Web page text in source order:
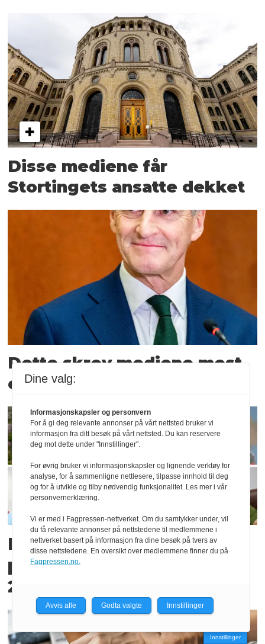
Disse mediene får
Stortingets ansatte dekket
Dette skrev mediene mest
om i første kvartal
Dette var de mest omtalte
personene i mediene i
2022
Innstillinger
Dine valg:
Informasjonskapsler og personvern
For å gi deg relevante annonser på vårt nettsted bruker vi
informasjon fra ditt besøk på vårt nettsted. Du kan reservere
deg mot dette under "Innstillinger".
For øvrig bruker vi informasjonskapsler og lignende verktøy for
analyse, for å sammenligne nettlesere, tilpasse innhold til deg
og for å utvikle og tilby nødvendig funksjonalitet. Les mer i vår
personvernerklæring.
Vi er med i Fagpressen-nettverket. Om du samtykker under, vil
du få relevante annonser på nettstedene til medlemmene i
nettverket basert på informasjon fra dine besøk på tvers av
disse nettstedene. En oversikt over medlemmene finner du på
Fagpressen.no.
Avvis alle Godta valgte Innstillinger